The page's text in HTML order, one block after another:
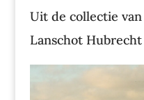
Uit de collectie
Lanschot Hubrecht